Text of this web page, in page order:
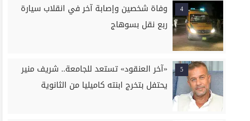
4
وفاة شخصين وإصابة آخر في انقلاب سيارة
ربع نقل بسوهاج
5
«آخر العنقود» تستعد للجامعة.. شريف منير
يحتفل بتخرج ابنته كاميليا من الثانوية